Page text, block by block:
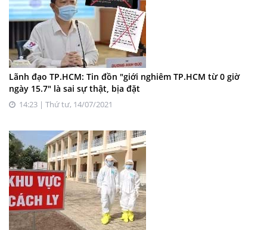
Lãnh đạo TP.HCM: Tin đồn "giới nghiêm TP.HCM từ 0 giờ
ngày 15.7" là sai sự thật, bịa đặt
14:23 | Thứ tư, 14/07/2021